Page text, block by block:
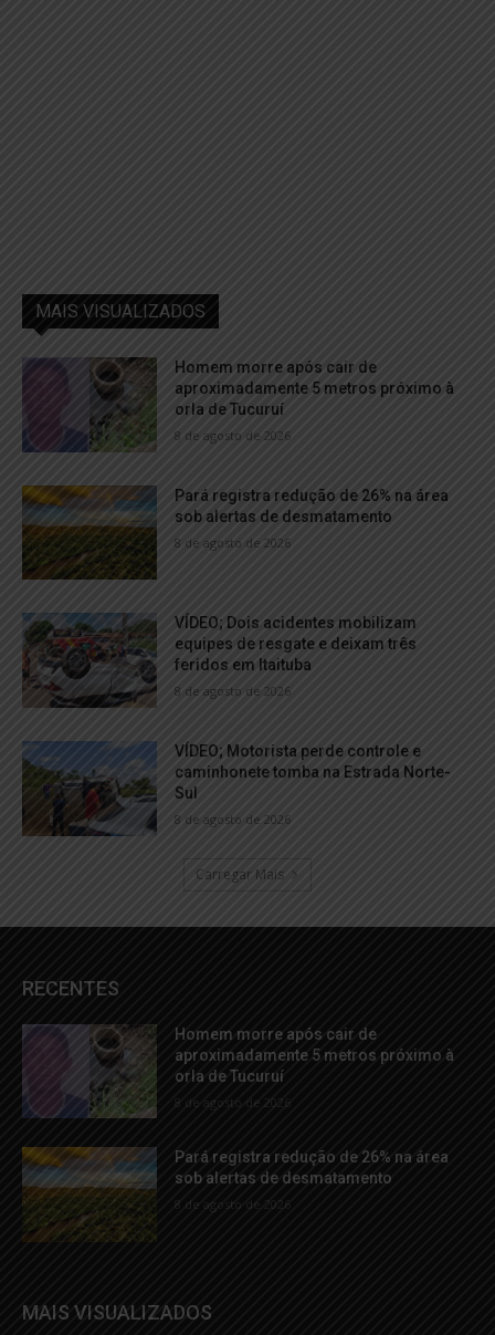
MAIS VISUALIZADOS
Homem morre após cair de
aproximadamente 5 metros próximo à
orla de Tucuruí
8 de agosto de 2026
Pará registra redução de 26% na área
sob alertas de desmatamento
8 de agosto de 2026
VÍDEO; Dois acidentes mobilizam
equipes de resgate e deixam três
feridos em Itaituba
8 de agosto de 2026
VÍDEO; Motorista perde controle e
caminhonete tomba na Estrada Norte-
Sul
8 de agosto de 2026
Carregar Mais
RECENTES
Homem morre após cair de
aproximadamente 5 metros próximo à
orla de Tucuruí
8 de agosto de 2026
Pará registra redução de 26% na área
sob alertas de desmatamento
8 de agosto de 2026
MAIS VISUALIZADOS